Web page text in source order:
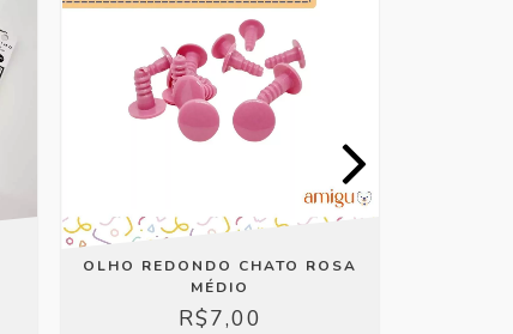
OLHO REDONDO CHATO ROSA
MÉDIO
R$7,00